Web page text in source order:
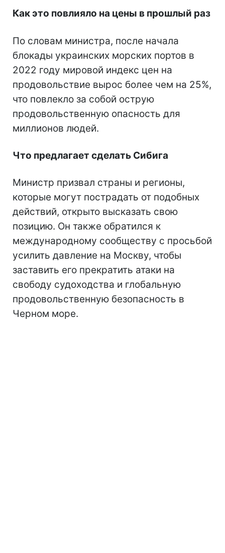
Как это повлияло на цены в прошлый раз
По словам министра, после начала
блокады украинских морских портов в
2022 году мировой индекс цен на
продовольствие вырос более чем на 25%,
что повлекло за собой острую
продовольственную опасность для
миллионов людей.
Что предлагает сделать Сибига
Министр призвал страны и регионы,
которые могут пострадать от подобных
действий, открыто высказать свою
позицию. Он также обратился к
международному сообществу с просьбой
усилить давление на Москву, чтобы
заставить его прекратить атаки на
свободу судоходства и глобальную
продовольственную безопасность в
Черном море.